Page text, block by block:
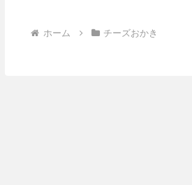
ホーム チーズおかき